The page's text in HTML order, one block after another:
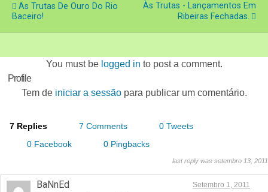
As Trutas De Ouro Do Rio
Baceiro!
Às Trutas - Lançamentos Em
Ribeiras Fechadas.
You must be logged in to post a comment.
Profile
Tem de iniciar a sessãopara publicar um comentário.
7 Replies 7 Comments
0 Tweets
0 Facebook
0 Pingbacks
last reply was setembro 13, 2011
BaNnEd Setembro 1, 2011